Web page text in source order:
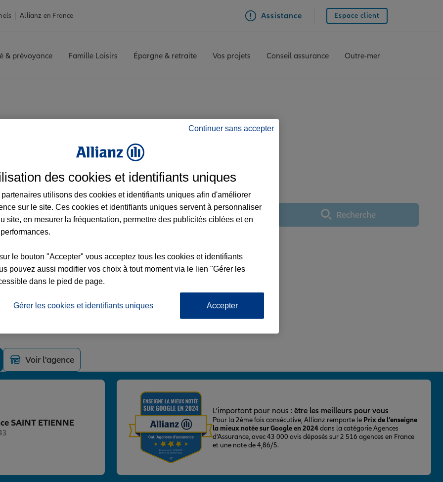
Allianz en France Assistance Espace client
& prévoyance Famille Loisirs Épargne & retraite Vos projets Conseil assurance Outre-mer
avis de l'agence SAINT ETIENNE
Utiliser ma positionRecherche
1
Voir l'agence
SAINT ETIENNE
L'important pour nous : être les meilleurs pour vous
Pour la 2ème fois consécutive, Allianz remporte le Prix de l’enseigne
la mieux notée sur Google en 2024dans la catégorie Agences
d’Assurance, avec 43 000 avis déposés sur 2 516 agences en France
et une note de 4,86/5.
Continuer sans accepter
des cookies et identifiants uniques
partenaires utilisons des cookies et identifiants uniques afin d'améliorer
sur le site. Ces cookies et identifiants uniques servent à personnaliser
site, en mesurer la fréquentation, permettre des publicités ciblées et en
le bouton "Accepter" vous acceptez tous les cookies et identifiants
pouvez aussi modifier vos choix à tout moment via le lien "Gérer les
dans le pied de page.
Gérer les cookies et identifiants uniques Accepter